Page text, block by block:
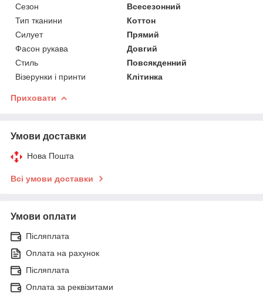
Сезон
Всесезонний
Тип тканини
Коттон
Силует
Прямий
Фасон рукава
Довгий
Стиль
Повсякденний
Візерунки і принти
Клітинка
Приховати
Умови доставки
Нова Пошта
Всі умови доставки
Умови оплати
Післяплата
Оплата на рахунок
Післяплата
Оплата за реквізитами